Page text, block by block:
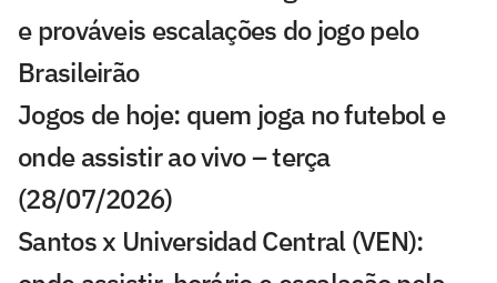
e prováveis escalações do jogo pelo
Brasileirão
Jogos de hoje: quem joga no futebol e
onde assistir ao vivo – terça
(28/07/2026)
Santos x Universidad Central (VEN):